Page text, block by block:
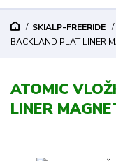
SKIALP-FREERIDE
BACKLAND PLAT LINER
ATOMIC
LINER